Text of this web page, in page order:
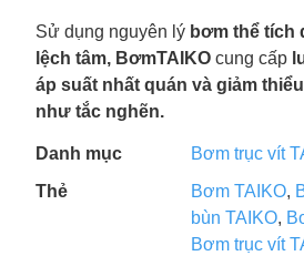
Sử dụng nguyên lý bơm thể
lệch tâm, BơmTAIKO cung cấp
áp suất nhất quán và giảm
như tắc nghẽn.
Danh mục
Bơm trục vít
Thẻ
Bơm TAIKO,
bùn TAIKO,
Bơm trục vít